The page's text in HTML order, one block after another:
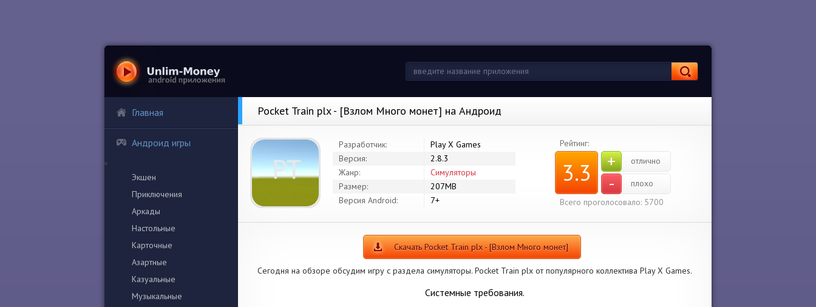
Главная
Андроид игры
Экшен
Приключения
Аркады
Настольные
Карточные
Азартные
Казуальные
Музыкальные
Pocket Train plx - [Взлом Много монет] на Андроид
Разработчик:
Play X Games
Версия:
2.8.3
Жанр:
Симуляторы
Размер:
207MB
Версия Android:
7+
Рейтинг:
3.3 + отлично
-
плохо
Всего проголосовало: 5700
Скачать Pocket Train plx - [Взлом Много монет]
Сегодня на обзоре обсудим игру с раздела симуляторы. Pocket Train plx от популярного коллектива Play X Games.
Системные требования.